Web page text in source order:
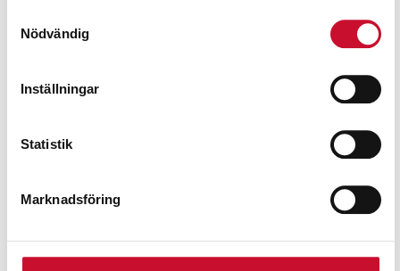
Nödvändig
Inställningar
Statistik
Marknadsföring